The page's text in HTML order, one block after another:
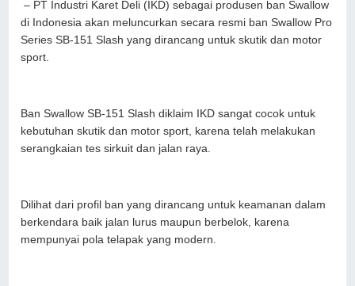
– PT Industri Karet Deli (IKD) sebagai produsen ban Swallow
di Indonesia akan meluncurkan secara resmi ban Swallow Pro
Series SB-151 Slash yang dirancang untuk skutik dan motor
sport.
Ban Swallow SB-151 Slash diklaim IKD sangat cocok untuk
kebutuhan skutik dan motor sport, karena telah melakukan
serangkaian tes sirkuit dan jalan raya.
Dilihat dari profil ban yang dirancang untuk keamanan dalam
berkendara baik jalan lurus maupun berbelok, karena
mempunyai pola telapak yang modern.